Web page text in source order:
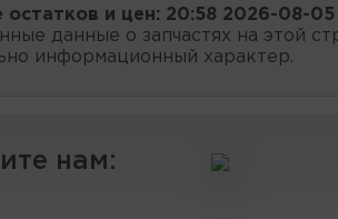
остатков и цен: 20:58 2026-08-05
данные о запчастях на этой
информационный характер.
нам: